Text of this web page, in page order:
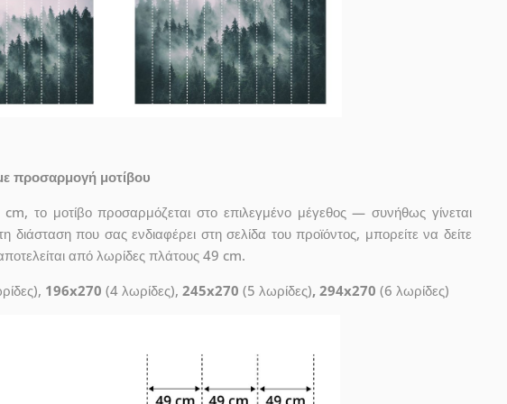
προσαρμογή μοτίβου
το μοτίβο προσαρμόζεται στο επιλεγμένο μέγεθος — συνήθως γίνεται
διάσταση που σας ενδιαφέρει στη σελίδα του προϊόντος, μπορείτε να δείτε
από λωρίδες πλάτους 49 cm.
196x270 (4 λωρίδες), 245x270 (5 λωρίδες), 294x270 (6 λωρίδες)